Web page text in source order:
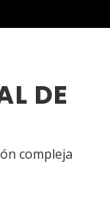
DE
compleja